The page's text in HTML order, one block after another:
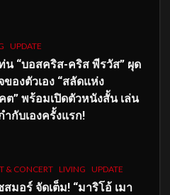
UPDATE
น “บอสคริส-คริส พีรวัส” ผุด
ของตัวเอง “สลัดแห่ง
ต” พร้อมเปิดตัวหนังสั้น เล่น
ำกับเองครั้งแรก!
& CONCERT LIVING UPDATE
สมอร์ จัดเต็ม! “มาริโอ้ เมา